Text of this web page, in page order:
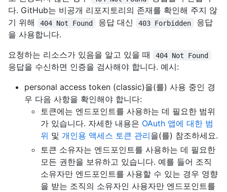
다. GitHub는 비공개 리포지토리의 존재를 확인해 주지 않
기 위해
404 Not Found 응답 대신 403 Forbidden
응답
을 사용합니다.
요청하는 리소스가 있음을 알고 있을 때
404 Not Found
응답을 수신하면 인증을 검사해야 합니다. 예시:
personal access token (classic)을(를) 사용 중인 경
우 다음 사항을 확인해야 합니다:
토큰에는 엔드포인트를 사용하는 데 필요한 범위
가 있습니다. 자세한 내용은 OAuth 앱에 대한 범
위 및 개인용 액세스 토큰 관리을(를) 참조하세요.
토큰 소유자는 엔드포인트를 사용하는 데 필요한
모든 권한을 보유하고 있습니다. 예를 들어 조직
소유자만 엔드포인트를 사용할 수 있는 경우 영향
을 받는 조직의 소유자인 사용자만 엔드포인트를